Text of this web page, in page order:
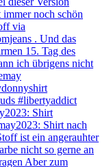
Shirt